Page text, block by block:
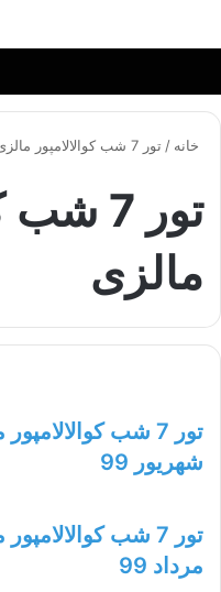
خانه / تور 7 شب کوالالامپور مالزی
تور 7
مالزی
تور 7 شب
شهریور 99
تور 7 شب
مرداد 99